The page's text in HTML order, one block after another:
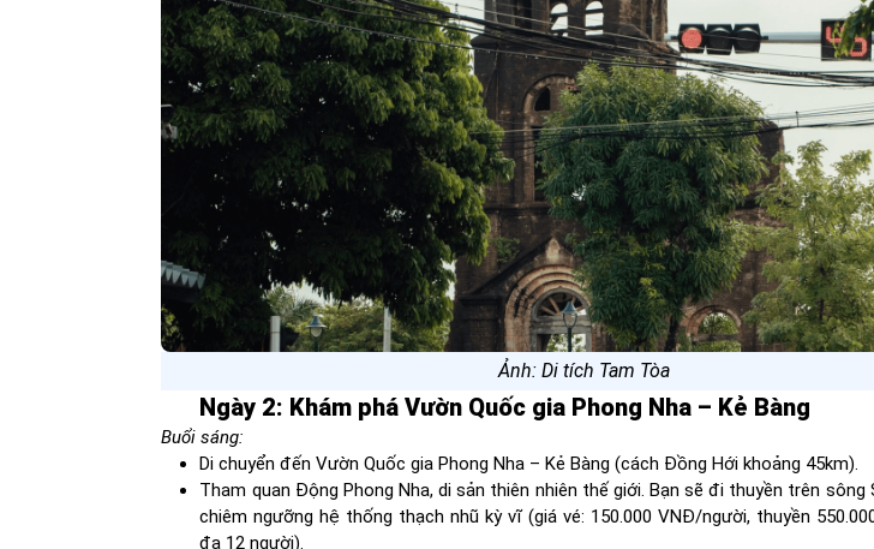
Ảnh: Di tích Tam Tòa
Ngày 2: Khám phá Vườn Quốc gia Phong Nha – Kẻ Bàng
Buổi sáng:
Di chuyển đến Vườn Quốc gia Phong Nha – Kẻ Bàng (cách Đồng Hới khoảng 45km).
Tham quan Động Phong Nha, di sản thiên nhiên thế giới. Bạn sẽ đi thuyền trên sông
chiêm ngưỡng hệ thống thạch nhũ kỳ vĩ (giá vé: 150.000 VNĐ/người, thuyền
đa 12 người).